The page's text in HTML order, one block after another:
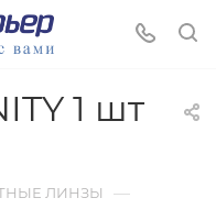
1 шт
ЛИНЗЫ —